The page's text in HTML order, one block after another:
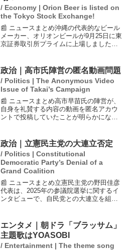
/ Economy | Orion Beer is listed on
the Tokyo Stock Exchange!
📰 ニュースまとめ沖縄の代表的なビール
メーカー、オリオンビールが9月25日に東
京証券取引所プライムに上場しました。
オリオンビールは観光事業の強化や県
外・海外展開...
政治｜高市氏陣営の匿名動画問題
/ Politics | The Anonymous Video
Issue of Takai’s Campaign
📰 ニュースまとめ高市早苗氏の陣営が、
自身を礼賛する内容の動画を匿名アカウ
ントで投稿していたことが明らかになり
守る高市氏の実行力を強調しています。
また、衆院選期間中には...
政治｜立憲民主党の大連立否定
/ Politics | Constitutional
Democratic Party’s Denial of a
Grand Coalition
📰 ニュースまとめ立憲民主党の野田佳彦
代表は、2025年の参議院選挙に関するイ
ンタビューで、自民党との大連立を組む
特に経済政策や社会保障、外交問題が重
要な争点として挙げ...
エンタメ｜朝ドラ「ブラッサム」
主題歌はYOASOBI
/ Entertainment | The theme song